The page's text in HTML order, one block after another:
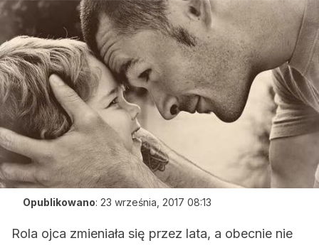
Opublikowano: 23 września, 2017 08:13
Rola ojca zmieniała się przez lata, a obecnie nie